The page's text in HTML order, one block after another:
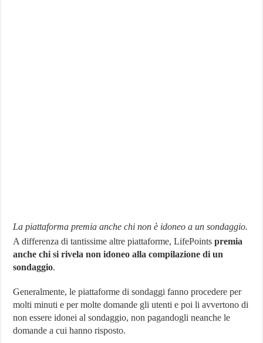
La piattaforma premia anche chi non è idoneo a un sondaggio.
A differenza di tantissime altre piattaforme, LifePointspremia
anche chi si rivela non idoneo alla compilazione di un
sondaggio.
Generalmente, le piattaforme di sondaggi fanno procedere per
molti minuti e per molte domande gli utenti e poi li avvertono di
non essere idonei al sondaggio, non pagandogli neanche le
domande a cui hanno risposto.